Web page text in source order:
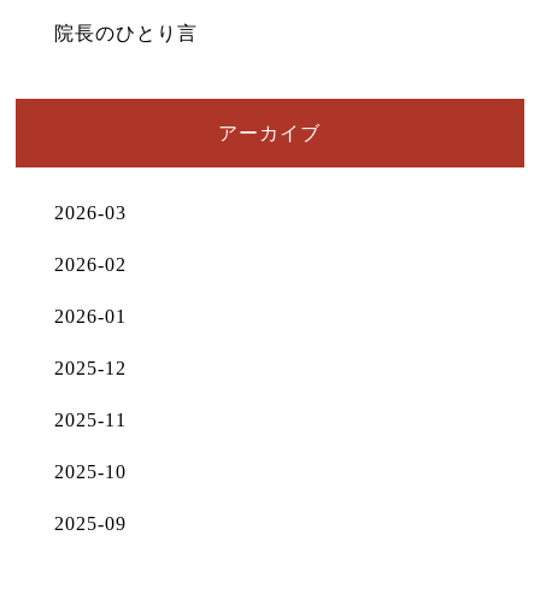
院長のひとり言
アーカイブ
2026-03
2026-02
2026-01
2025-12
2025-11
2025-10
2025-09